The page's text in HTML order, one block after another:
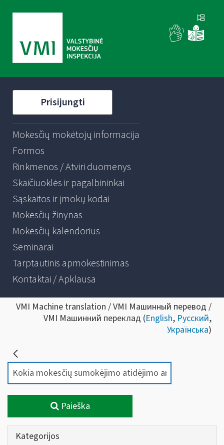
Prisijungti
Mokesčių mokėtojų informacija
Formos
Rinkmenos / Atviri duomenys
Skaičiuoklės ir pagalbininkai
Sąskaitos ir įmokų kodai
Mokesčių žinynas
Mokesčių kalendorius
Seminarai
Tarptautinis apmokestinimas
Kontaktai / Apklausa
VMI Machine translation / VMI Машинный перевод /
VMI Машинний переклад (English, Русский,
Українська)
Paieška
Kategorijos